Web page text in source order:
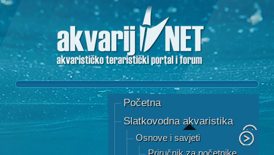
Početna
Slatkovodna akvaristika
Osnove i savjeti
Priručnik za početnike